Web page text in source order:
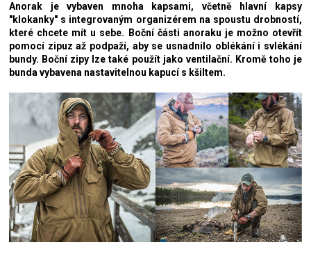
Anorak je vybaven mnoha kapsami, včetně hlavní kapsy
"klokanky" s integrovaným organizérem na spoustu drobností,
které chcete mít u sebe. Boční části anoraku je možno otevřít
pomocí zipuz až podpaží, aby se usnadnilo oblékání i svlékání
bundy. Boční zipy lze také použít jako ventilační. Kromě toho je
bunda vybavena nastavitelnou kapucí s kšiltem.